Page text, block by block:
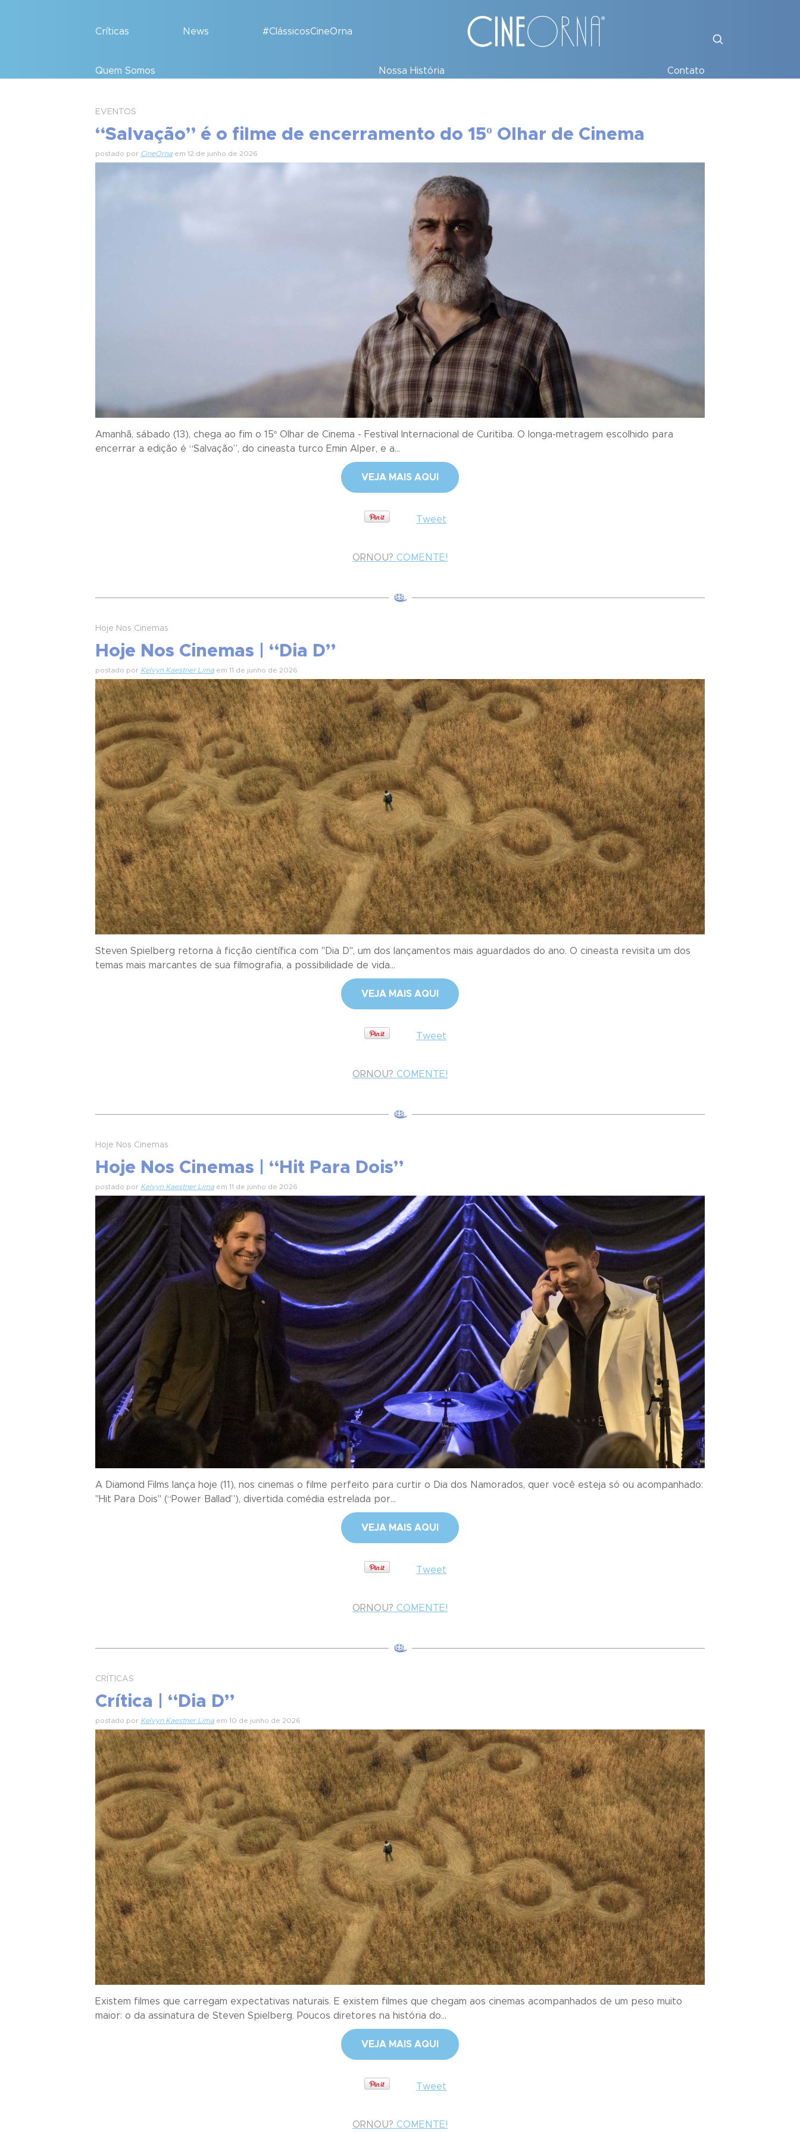
Críticas News #ClássicosCineOrna
Quem Somos Nossa História Contato
EVENTOS
“Salvação” é o filme de encerramento do 15º Olhar de Cinema
postado por CineOrna em 12 de junho de 2026
Amanhã, sábado (13), chega ao fim o 15º Olhar de Cinema - Festival Internacional de Curitiba. O longa-metragem escolhido para
encerrar a edição é “Salvação”, do cineasta turco Emin Alper, e a...
VEJA MAIS AQUI
Tweet
ORNOU? COMENTE!
Hoje Nos Cinemas
Hoje Nos Cinemas | “Dia D”
postado por Kelvyn Kaestner Lima em 11 de junho de 2026
Steven Spielberg retorna à ficção científica com "Dia D", um dos lançamentos mais aguardados do ano. O cineasta revisita um dos
temas mais marcantes de sua filmografia, a possibilidade de vida...
VEJA MAIS AQUI
Tweet
ORNOU? COMENTE!
Hoje Nos Cinemas
Hoje Nos Cinemas | “Hit Para Dois”
postado por Kelvyn Kaestner Lima em 11 de junho de 2026
A Diamond Films lança hoje (11), nos cinemas o filme perfeito para curtir o Dia dos Namorados, quer você esteja só ou acompanhado:
"Hit Para Dois" (“Power Ballad”), divertida comédia estrelada por...
VEJA MAIS AQUI
Tweet
ORNOU? COMENTE!
CRÍTICAS
Crítica | “Dia D”
postado por Kelvyn Kaestner Lima em 10 de junho de 2026
Existem filmes que carregam expectativas naturais. E existem filmes que chegam aos cinemas acompanhados de um peso muito
maior: o da assinatura de Steven Spielberg. Poucos diretores na história do...
VEJA MAIS AQUI
Tweet
ORNOU? COMENTE!